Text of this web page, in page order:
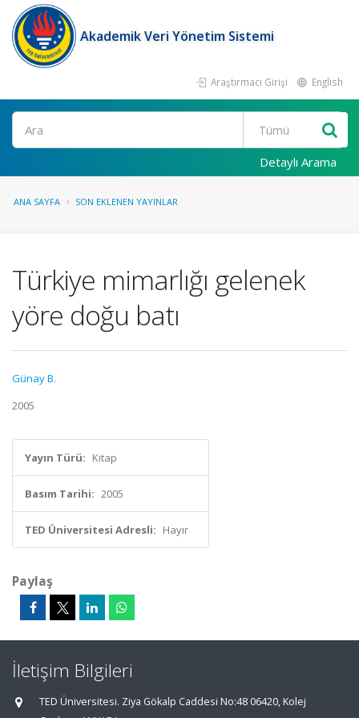
Akademik Veri Yönetim Sistemi
Araştırmacı Girişi English
Ara
Detaylı Arama
ANA SAYFA SON EKLENEN YAYINLAR
Türkiye mimarlığı gelenek
yöre doğu batı
Günay B.
2005
Yayın Türü: Kitap
Basım Tarihi: 2005
TED Üniversitesi Adresli: Hayır
Paylaş
İletişim Bilgileri
TED Üniversitesi. Ziya Gökalp Caddesi No:48 06420, Kolej